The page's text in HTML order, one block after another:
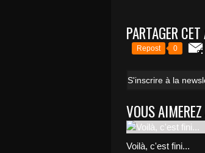
PARTAGER
Repost 0
S'inscrire à la
VOUS
Voilà, c'est fini...